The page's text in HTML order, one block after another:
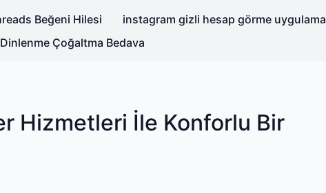
Beğeni Hilesi instagram gizli hesap görme uygulama
Çoğaltma Bedava
Hizmetleri İle Konforlu Bir